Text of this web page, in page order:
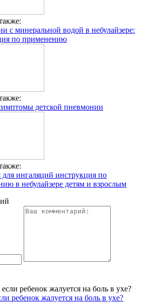
с минеральной водой в небулайзере:
по применению
детской пневмонии
для ингаляций инструкция по
в небулайзере детям и взрослым
ребенок жалуется на боль в ухе?